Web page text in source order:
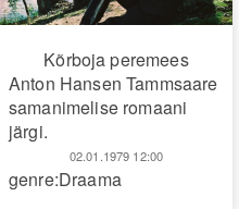
Kõrboja peremees
Anton Hansen Tammsaare
samanimelise romaani
järgi.
02.01.1979 12:00
genre:Draama